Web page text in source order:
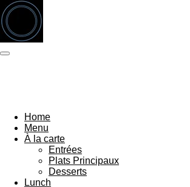
Passer
au
contenu
principal
Home
Menu
À la carte
Entrées
Plats Principaux
Desserts
Lunch